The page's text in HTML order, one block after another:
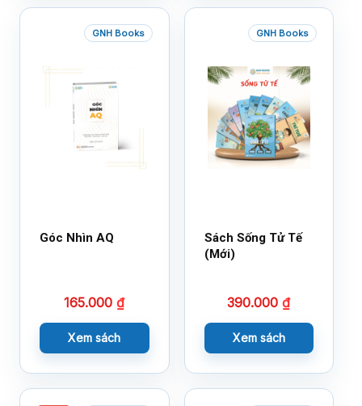
GNH Books
Góc Nhìn AQ
165.000₫
Xem sách
GNH Books
Sách Sống Tử Tế
(Mới)
390.000₫
Xem sách